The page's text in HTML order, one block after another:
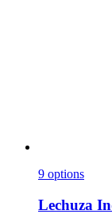
9 options
Lechuza